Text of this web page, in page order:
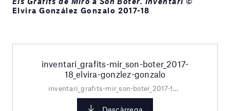
Elvira González Gonzalo 2017-18
inventari_grafits-mir_son-boter_2017-
18_elvira-gonzlez-gonzalo
inventari_grafits-mir_son-boter_2017-18_elvira-gonzlez-gonzalo.pdf